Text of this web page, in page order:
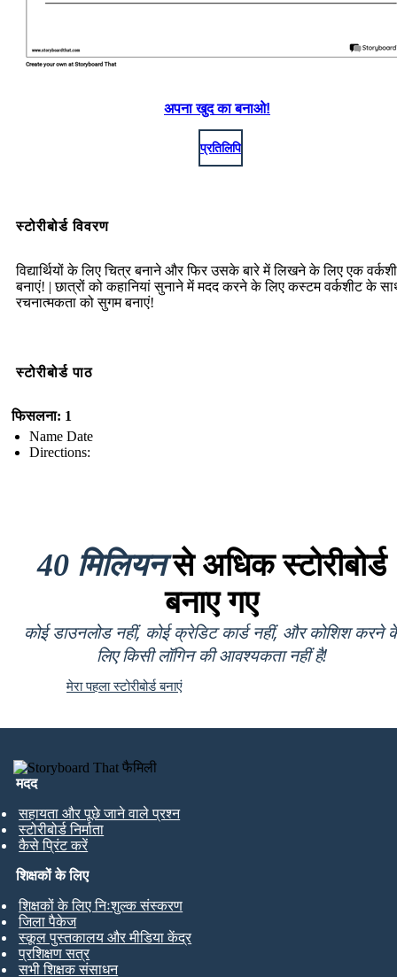
अपना खुद का बनाओ!
प्रतिलिपि
स्टोरीबोर्ड विवरण
विद्यार्थियों के लिए चित्र बनाने और फिर उसके बारे में लिखने के लिए एक
बनाएं! | छात्रों को कहानियां सुनाने में मदद करने के लिए कस्टम वर्कशीट के
रचनात्मकता को सुगम बनाएं!
स्टोरीबोर्ड पाठ
फिसलना: 1
Name Date
Directions:
40 मिलियनसे अधिक स्टोरीबोर्ड
बनाए गए
कोई डाउनलोड नहीं, कोई क्रेडिट कार्ड नहीं, और कोशिश करने
लिए किसी लॉगिन की आवश्यकता नहीं है!
मेरा पहला स्टोरीबोर्ड बनाएं
मदद
सहायता और पूछे जाने वाले प्रश्न
स्टोरीबोर्ड निर्माता
कैसे प्रिंट करें
शिक्षकों के लिए
शिक्षकों के लिए निःशुल्क संस्करण
जिला पैकेज
स्कूल पुस्तकालय और मीडिया केंद्र
प्रशिक्षण सत्र
सभी शिक्षक संसाधन